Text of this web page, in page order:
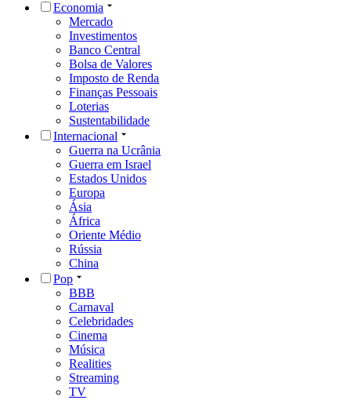
Economia
Mercado
Investimentos
Banco Central
Bolsa de Valores
Imposto de Renda
Finanças Pessoais
Loterias
Sustentabilidade
Internacional
Guerra na Ucrânia
Guerra em Israel
Estados Unidos
Europa
Ásia
África
Oriente Médio
Rússia
China
Pop
BBB
Carnaval
Celebridades
Cinema
Música
Realities
Streaming
TV